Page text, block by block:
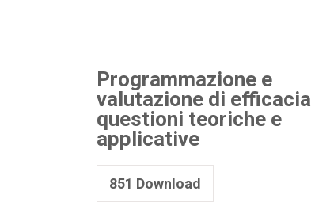
Programmazione e
valutazione di efficacia
questioni teoriche e
applicative
851 Download